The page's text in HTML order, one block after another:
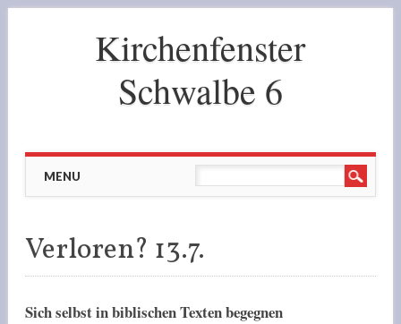
Kirchenfenster
Schwalbe 6
Main menu
MENU
Verloren? 13.7.
Sich selbst in biblischen Texten begegnen